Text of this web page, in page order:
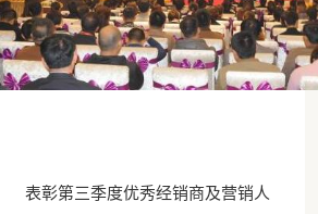
表彰第三季度优秀经销商及营销人